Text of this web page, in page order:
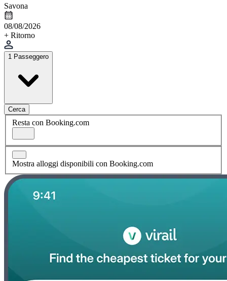
Savona
08/08/2026
+ Ritorno
1 Passeggero
Cerca
Resta con Booking.com
Mostra alloggi disponibili con Booking.com